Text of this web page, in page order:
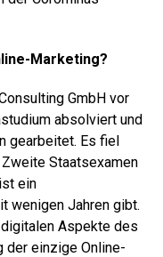
Marketing?
GmbH vor
absolviert und
gearbeitet. Es fiel
Staatsexamen
ein
wenigen Jahren gibt.
Aspekte des
der einzige Online-